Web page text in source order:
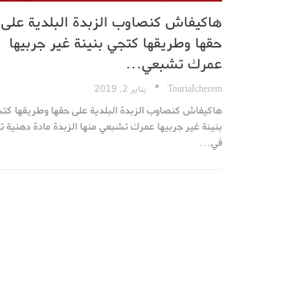
هاكيفاش كنصاوب الزبدة البلدية على
حقها وطريقها كتجي بنينة غير جربيها
عمرك تشبعي…
TouriaIcherem يناير 2, 2019
هاكيفاش كنصاوب الزبدة البلدية على حقها وطريقها
بنينة غير جربيها عمرك تشبعي منها الزبدة مادة دهنية
في…